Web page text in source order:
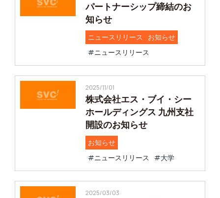
パートナーシップ締結のお
知らせ
ニュースリリース
お知らせ
#ニュースリリース
2025/11/01
株式会社エス・ブイ・シー
ホールディングス 九州支社
開設のお知らせ
お知らせ
#ニュースリリース
#大学
2025/03/03